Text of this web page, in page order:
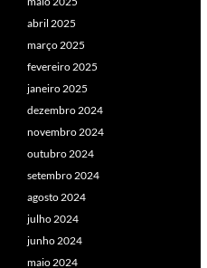
abril 2025
março 2025
fevereiro 2025
janeiro 2025
dezembro 2024
novembro 2024
outubro 2024
setembro 2024
agosto 2024
julho 2024
junho 2024
maio 2024